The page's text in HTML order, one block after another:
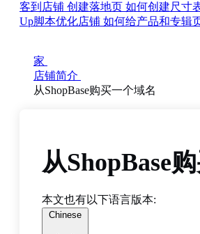
客到店铺 创建落地页 如何创建尺寸
Up脚本优化店铺 如何给产品和专辑
家
店铺简介
从ShopBase购买一个域名
从ShopBase
本文也有以下语言版本:
Chinese